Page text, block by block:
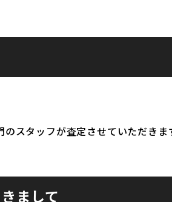
スタッフが査定させていただきま
まして